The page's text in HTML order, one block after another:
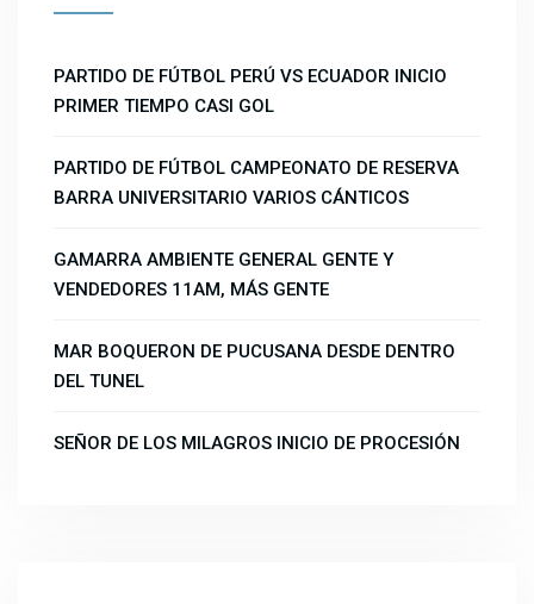
PARTIDO DE FÚTBOL PERÚ VS ECUADOR INICIO
PRIMER TIEMPO CASI GOL
PARTIDO DE FÚTBOL CAMPEONATO DE RESERVA
BARRA UNIVERSITARIO VARIOS CÁNTICOS
GAMARRA AMBIENTE GENERAL GENTE Y
VENDEDORES 11AM, MÁS GENTE
MAR BOQUERON DE PUCUSANA DESDE DENTRO
DEL TUNEL
SEÑOR DE LOS MILAGROS INICIO DE PROCESIÓN